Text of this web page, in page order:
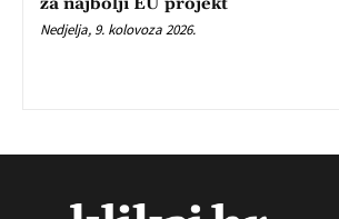
Nedjelja, 9. kolovoza 2026.